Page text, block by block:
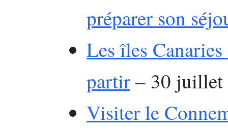
préparer son
Les îles
partir– 30 juillet
Visiter le